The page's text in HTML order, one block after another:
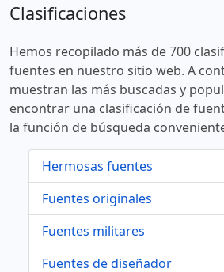
Clasificaciones
Hemos recopilado más de 700
fuentes en nuestro sitio web. A
muestran las más buscadas y
encontrar una clasificación de
la función de búsqueda
Hermosas fuentes
Fuentes originales
Fuentes militares
Fuentes de diseñador